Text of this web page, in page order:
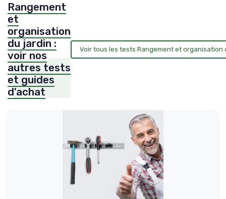
Rangement
et
organisation
du jardin :
voir nos
autres tests
et guides
d'achat
Voir tous les tests Rangement et